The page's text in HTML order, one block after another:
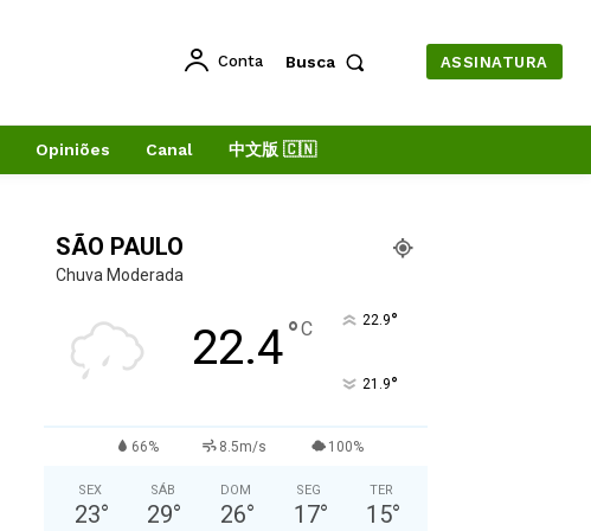
Conta Busca ASSINATURA
Opiniões Canal 中文版 🇨🇳
SÃO PAULO
Chuva Moderada
22.4°C 22.9°
21.9°
66% 8.5m/s 100%
SEX
23°
SÁB
29°
DOM
26°
SEG
17°
TER
15°